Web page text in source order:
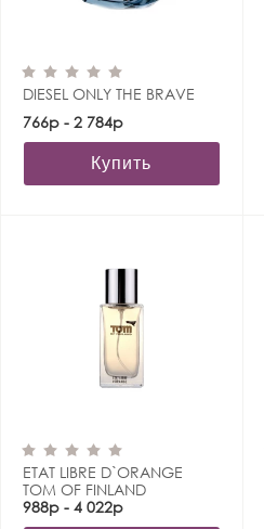
DIESEL ONLY THE BRAVE
766р - 2 784р
Купить
ETAT LIBRE D`ORANGE
TOM OF FINLAND
988р - 4 022р